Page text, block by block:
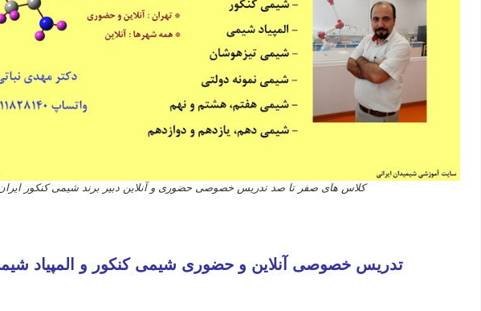
کلاس های صفر تا صد تدریس خصوصی حضوری و آنلاین دبیر برند شیمی کنکور
تدریس خصوصی آنلاین و حضوری شیمی کنکور و المپیاد